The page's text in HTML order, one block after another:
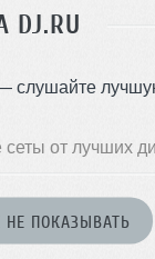
слушайте
от лучших
ПОКАЗЫВАТЬ